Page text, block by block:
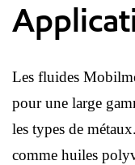
Les fluides
pour une large
les types de
comme huiles